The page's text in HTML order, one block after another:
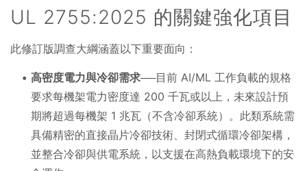
UL 2755:2025 的關鍵強化項目
此修訂版調查大綱涵蓋以下重要面向：
高密度電力與冷卻需求──目前 AI/ML 工作負載的規格
要求每機架電力密度達 200 千瓦或以上，未來設計預
期將超過每機架 1 兆瓦（不含冷卻系統）。此類系統需
具備精密的直接晶片冷卻技術、封閉式循環冷卻架構，
並整合冷卻與供電系統，以支援在高熱負載環境下的安